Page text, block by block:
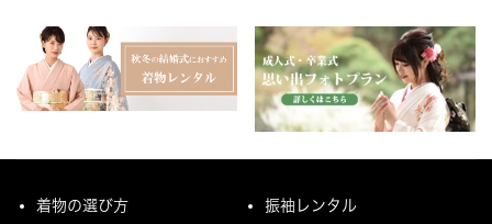
着物の選び方
振袖レンタル